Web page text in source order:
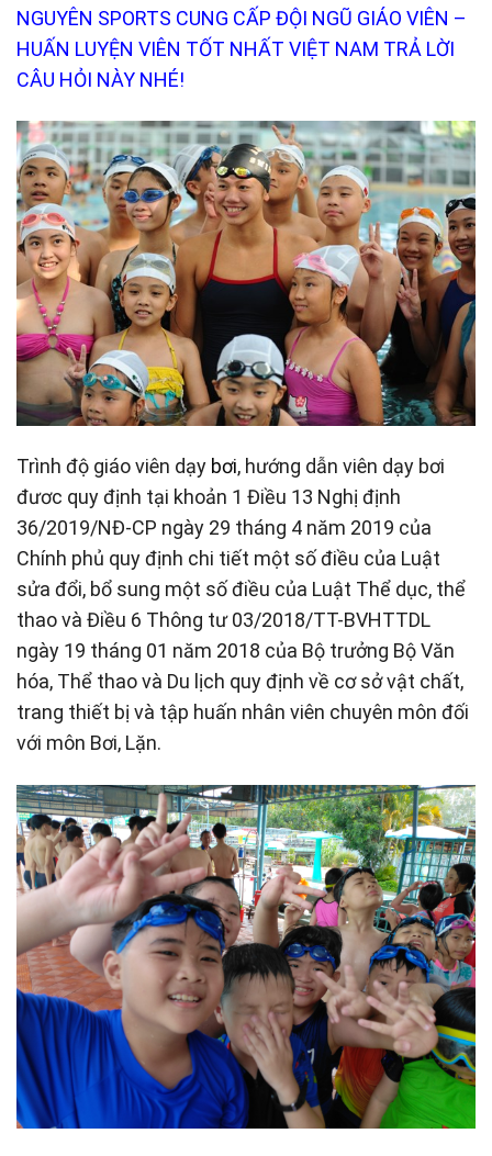
NGUYÊN SPORTS CUNG CẤP ĐỘI NGŨ GIÁO VIÊN –
HUẤN LUYỆN VIÊN TỐT NHẤT VIỆT NAM TRẢ LỜI
CÂU HỎI NÀY NHÉ!
Trình độ giáo viên dạy bơi, hướng dẫn viên dạy bơi
đươc quy định tại khoản 1 Điều 13 Nghị định
36/2019/NĐ-CP ngày 29 tháng 4 năm 2019 của
Chính phủ quy định chi tiết một số điều của Luật
sửa đổi, bổ sung một số điều của Luật Thể dục, thể
thao và Điều 6 Thông tư 03/2018/TT-BVHTTDL
ngày 19 tháng 01 năm 2018 của Bộ trưởng Bộ Văn
hóa, Thể thao và Du lịch quy định về cơ sở vật chất,
trang thiết bị và tập huấn nhân viên chuyên môn đối
với môn Bơi, Lặn.